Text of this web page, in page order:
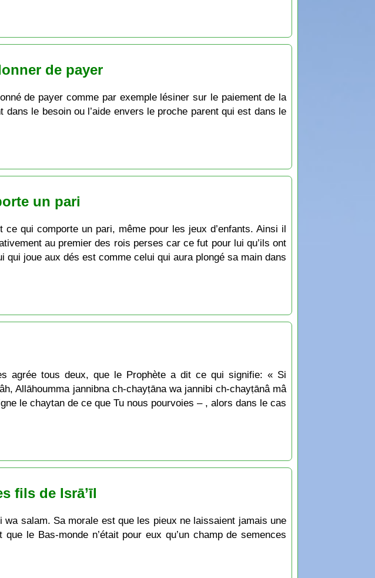
de payer
de payer comme par exemple lésiner sur le paiement de la
le besoin ou l’aide envers le proche parent qui est dans le
un pari
qui comporte un pari, même pour les jeux d’enfants. Ainsi il
au premier des rois perses car ce fut pour lui qu’ils ont
joue aux dés est comme celui qui aura plongé sa main dans
agrée tous deux, que le Prophète a dit ce qui signifie: « Si
Allāhoumma jannibna ch-chayṭāna wa jannibi ch-chayṭānâ mâ
le chaytan de ce que Tu nous pourvoies – , alors dans le cas
fils de Isrā’īl
salam. Sa morale est que les pieux ne laissaient jamais une
le Bas-monde n’était pour eux qu’un champ de semences